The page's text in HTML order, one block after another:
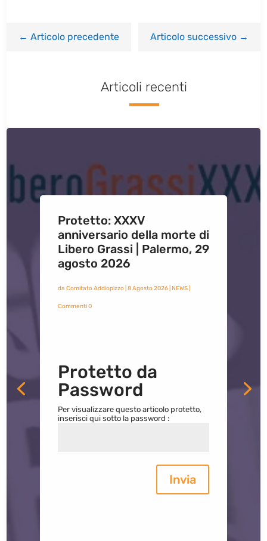
←Articolo precedente Articolo successivo→
Articoli recenti
Protetto: XXXV
anniversario della morte di
Libero Grassi | Palermo, 29
agosto 2026
da Comitato Addiopizzo| 8 Agosto 2026| NEWS|
Commenti 0
Protetto da
Password
Per visualizzare questo articolo protetto,
inserisci qui sotto la password :
Invia